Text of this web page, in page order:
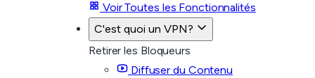
Voir Toutes les Fonctionnalités
C'est quoi un VPN?
Retirer les Bloqueurs
Diffuser du Contenu